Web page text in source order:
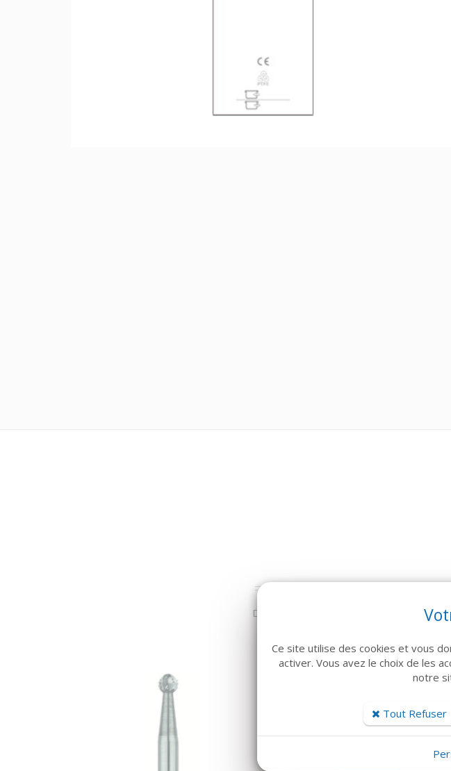
Dans la même famille de produits,
Ce site utilise des cookies et vous
activer. Vous avez le choix de les
notre
Tout Refuser